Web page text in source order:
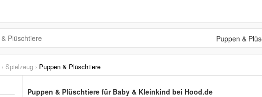
Puppen &
› Spielzeug › Puppen & Plüschtiere
Puppen & Plüschtiere für Baby & Kleinkind bei Hood.de